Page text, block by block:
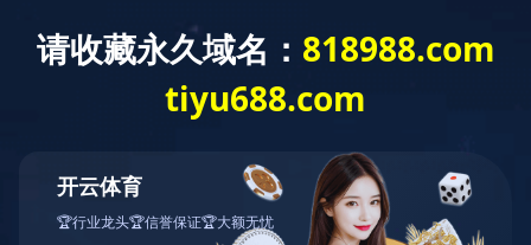
爱游戏网页版